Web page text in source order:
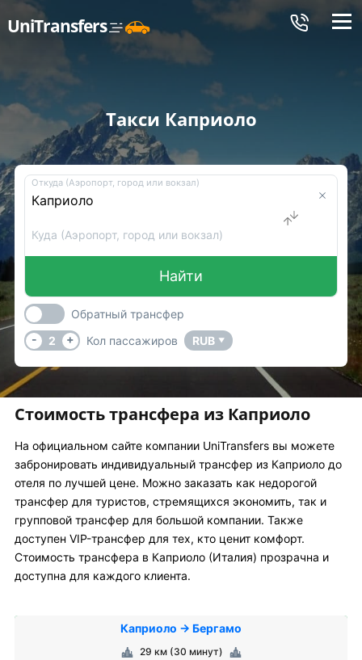
UniTransfers Меню
Такси Каприоло
Откуда (Аэропорт, город или вокзал)
Куда (Аэропорт, город или вокзал)
Найти
Обратный трансфер
-
2 + Кол пассажиров RUB ▼
Стоимость трансфера из Каприоло
На официальном сайте компании UniTransfers вы можете
забронировать индивидуальный трансфер из Каприоло до
отеля по лучшей цене. Можно заказать как недорогой
трансфер для туристов, стремящихся экономить, так и
групповой трансфер для большой компании. Также
доступен VIP-трансфер для тех, кто ценит комфорт.
Стоимость трансфера в Каприоло (Италия) прозрачна и
доступна для каждого клиента.
Каприоло → Бергамо
29 км (30 минут)